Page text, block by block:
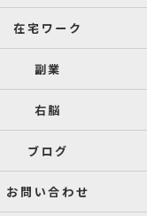
在宅ワーク
副業
右脳
ブログ
お問い合わせ